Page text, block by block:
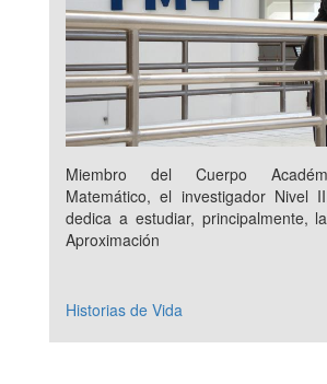
Miembro del Cuerpo
Matemático, el investigador Nivel
dedica a estudiar, principalmente,
Aproximación
Historias de Vida